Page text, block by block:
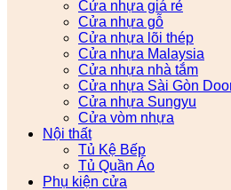
Cửa nhựa giá rẻ
Cửa nhựa gỗ
Cửa nhựa lõi thép
Cửa nhựa Malaysia
Cửa nhựa nhà tắm
Cửa nhựa Sài Gòn
Cửa nhựa Sungyu
Cửa vòm nhựa
Nội thất
Tủ Kệ Bếp
Tủ Quần Áo
Phụ kiện cửa